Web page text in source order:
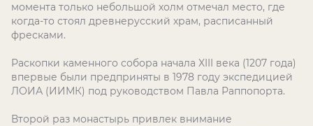
момента только небольшой холм отмечал место, где
когда-то стоял древнерусский храм, расписанный
фресками.
Раскопки каменного собора начала XIII века (1207 года)
впервые были предприняты в 1978 году экспедицией
ЛОИА (ИИМК) под руководством Павла Раппопорта.
Второй раз монастырь привлек внимание